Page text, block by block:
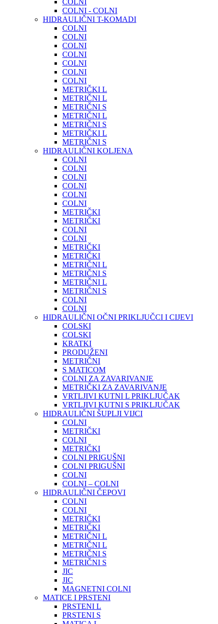
COLNI
COLNI - COLNI
HIDRAULIČNI T-KOMADI
COLNI
COLNI
COLNI
COLNI
COLNI
COLNI
COLNI
METRIČKI L
METRIČNI L
METRIČNI S
METRIČNI L
METRIČNI S
METRIČKI L
METRIČNI S
HIDRAULIČNI KOLJENA
COLNI
COLNI
COLNI
COLNI
COLNI
COLNI
METRIČKI
METRIČKI
COLNI
COLNI
METRIČKI
METRIČKI
METRIČNI L
METRIČNI S
METRIČNI L
METRIČNI S
COLNI
COLNI
HIDRAULIČNI OČNI PRIKLJUČCI I CIJEVI
COLSKI
COLSKI
KRATKI
PRODUŽENI
METRIČNI
S MATICOM
COLNI ZA ZAVARIVANJE
METRIČKI ZA ZAVARIVANJE
VRTLJIVI KUTNI L PRIKLJUČAK
VRTLJIVI KUTNI S PRIKLJUČAK
HIDRAULIČNI ŠUPLJI VIJCI
COLNI
METRIČKI
COLNI
METRIČKI
COLNI PRIGUŠNI
COLNI PRIGUŠNI
COLNI
COLNI – COLNI
HIDRAULIČNI ČEPOVI
COLNI
COLNI
METRIČKI
METRIČKI
METRIČNI L
METRIČNI L
METRIČNI S
METRIČNI S
JIC
JIC
MAGNETNI COLNI
MATICE I PRSTENI
PRSTENI L
PRSTENI S